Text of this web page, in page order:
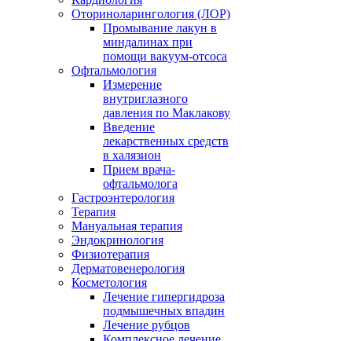
Оториноларингология (ЛОР)
Промывание лакун в
миндалинах при
помощи вакуум-отсоса
Офтальмология
Измерение
внутриглазного
давления по Маклакову
Введение
лекарственных средств
в халязион
Прием врача-
офтальмолога
Гастроэнтерология
Терапия
Мануальная терапия
Эндокринология
Физиотерапия
Дерматовенерология
Косметология
Лечение гипергидроза
подмышечных впадин
Лечение рубцов